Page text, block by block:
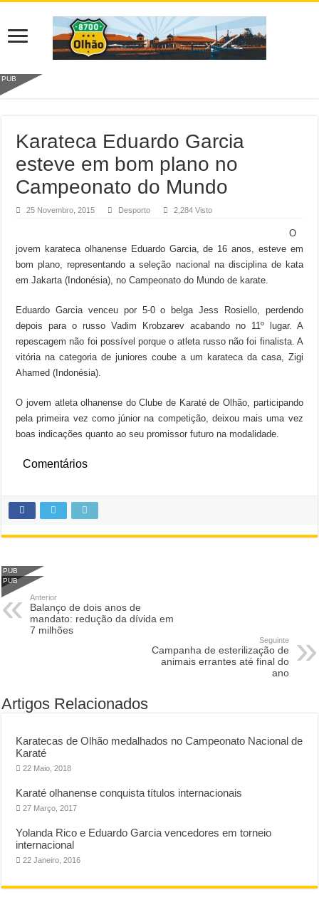
PUB
Karateca Eduardo Garcia
esteve em bom plano no
Campeonato do Mundo
25 Novembro, 2015 Desporto 2,284 Visto
O
jovem karateca olhanense Eduardo Garcia, de 16 anos, esteve em
bom plano, representando a seleção nacional na disciplina de kata
em Jakarta (Indonésia), no Campeonato do Mundo de karate.
Eduardo Garcia venceu por 5-0 o belga Jess Rosiello, perdendo
depois para o russo Vadim Krobzarev acabando no 11º lugar. A
repescagem não foi possível porque o atleta russo não foi finalista. A
vitória na categoria de juniores coube a um karateca da casa, Zigi
Ahamed (Indonésia).
O jovem atleta olhanense do Clube de Karaté de Olhão, participando
pela primeira vez como júnior na competição, deixou mais uma vez
boas indicações quanto ao seu promissor futuro na modalidade.
Comentários
PUB
PUB
Anterior
Balanço de dois anos de
mandato: redução da dívida em
7 milhões
Seguinte
Campanha de esterilização de
animais errantes até final do
ano
Artigos Relacionados
Karatecas de Olhão medalhados no Campeonato Nacional de
Karaté
22 Maio, 2018
Karaté olhanense conquista títulos internacionais
27 Março, 2017
Yolanda Rico e Eduardo Garcia vencedores em torneio
internacional
22 Janeiro, 2016